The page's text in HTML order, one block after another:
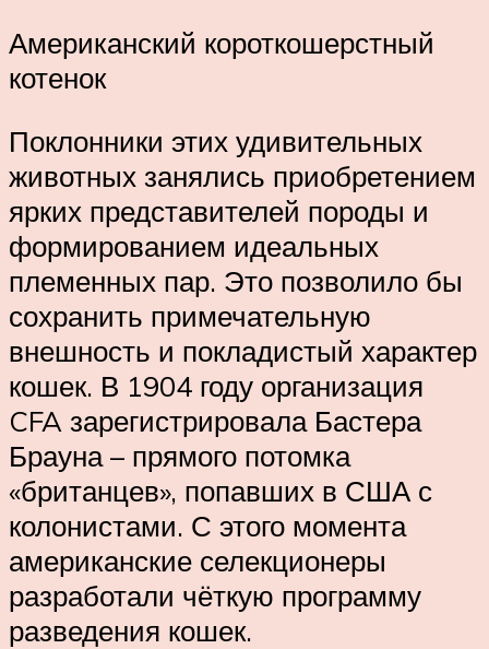
Американский короткошерстный
котенок
Поклонники этих удивительных
животных занялись приобретением
ярких представителей породы и
формированием идеальных
племенных пар. Это позволило бы
сохранить примечательную
внешность и покладистый характер
кошек. В 1904 году организация
CFA зарегистрировала Бастера
Брауна – прямого потомка
«британцев», попавших в США с
колонистами. С этого момента
американские селекционеры
разработали чёткую программу
разведения кошек.